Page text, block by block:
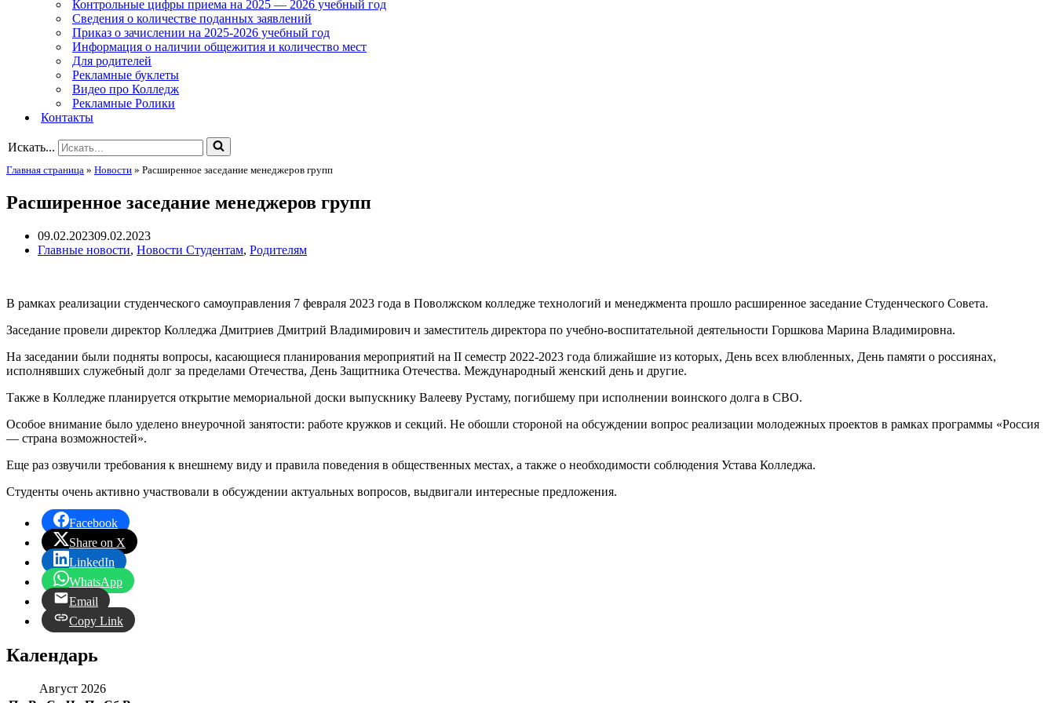
Контрольные цифры приема на 2025 — 2026 учебный год
Сведения о количестве поданных заявлений
Приказ о зачислении на 2025-2026 учебный год
Информация о наличии общежития и количество мест
Для родителей
Рекламные буклеты
Видео про Колледж
Рекламные Ролики
Контакты
Искать...
Главная страница » Новости » Расширенное заседание менеджеров групп
Расширенное заседание менеджеров групп
09.02.202309.02.2023
Главные новости, Новости Студентам, Родителям
В рамках реализации студенческого самоуправления 7 февраля 2023 года в Поволжском колледже технологий и менеджмента прошло расширенное заседание Студенческого Совета.
Заседание провели директор Колледжа Дмитриев Дмитрий Владимирович и заместитель директора по учебно-воспитательной деятельности Горшкова Марина Владимировна.
На заседании были подняты вопросы, касающиеся планирования мероприятий на II семестр 2022-2023 года ближайшие из которых, День всех влюбленных, День памяти о россиянах,
исполнявших служебный долг за пределами Отечества, День Защитника Отечества. Международный женский день и другие.
Также в Колледже планируется открытие мемориальной доски выпускнику Валееву Рустаму, погибшему при исполнении воинского долга в СВО.
Особое внимание было уделено внеурочной занятости: работе кружков и секций. Не обошли стороной на обсуждении вопрос реализации молодежных проектов в рамках программы «Россия
— страна возможностей».
Еще раз озвучили требования к внешнему виду и правила поведения в общественных местах, а также о необходимости соблюдения Устава Колледжа.
Студенты очень активно участвовали в обсуждении актуальных вопросов, выдвигали интересные предложения.
Facebook
Share on X
LinkedIn
WhatsApp
Email
Copy Link
Календарь
Август 2026